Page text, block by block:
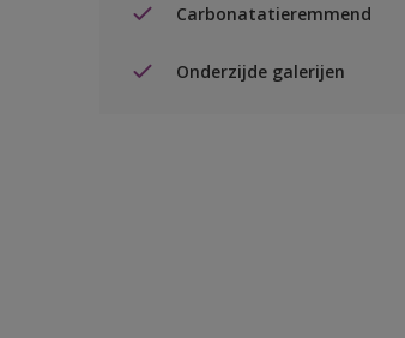
Carbonatatieremmend
Onderzijde galerijen